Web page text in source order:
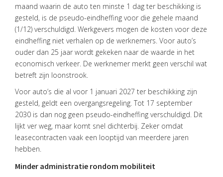
DIENSTEN
OVER
VISIE
ONS
TEAM
ACTUEEL
VACATURES
CONTACT
maand waarin de auto ten minste 1 dag ter beschikking is
gesteld, is de pseudo-eindheffing voor die gehele maand
(1/12) verschuldigd. Werkgevers mogen de kosten voor deze
eindheffing niet verhalen op de werknemers. Voor auto’s
ouder dan 25 jaar wordt gekeken naar de waarde in het
economisch verkeer. De werknemer merkt geen verschil wat
betreft zijn loonstrook.
Voor auto’s die al voor 1 januari 2027 ter beschikking zijn
gesteld, geldt een overgangsregeling. Tot 17 september
2030 is dan nog geen pseudo-eindheffing verschuldigd. Dit
lijkt ver weg, maar komt snel dichterbij. Zeker omdat
leasecontracten vaak een looptijd van meerdere jaren
hebben.
Minder administratie rondom mobiliteit